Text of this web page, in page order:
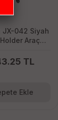
JX-042 Siyah
Araç
Tutucu
TL
Ekle